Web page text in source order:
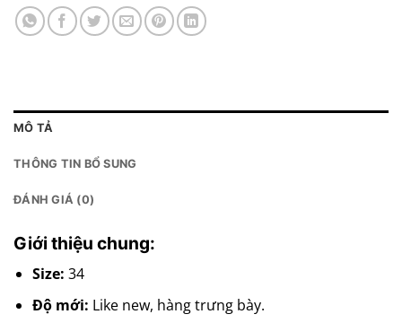
MÔ TẢ
THÔNG TIN BỔ SUNG
ĐÁNH GIÁ (0)
Giới thiệu chung:
Size: 34
Độ mới: Like new, hàng trưng bày.